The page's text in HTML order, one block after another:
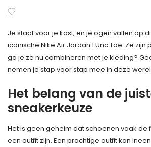
Je staat voor je kast, en je ogen vallen op
iconische Nike Air Jordan 1 Unc Toe. Ze zijn
ga je ze nu combineren met je kleding?
nemen je stap voor stap mee in deze
Het belang van de
sneakerkeuze
Het is geen geheim dat schoenen vaak de
een outfit zijn. Een prachtige outfit kan